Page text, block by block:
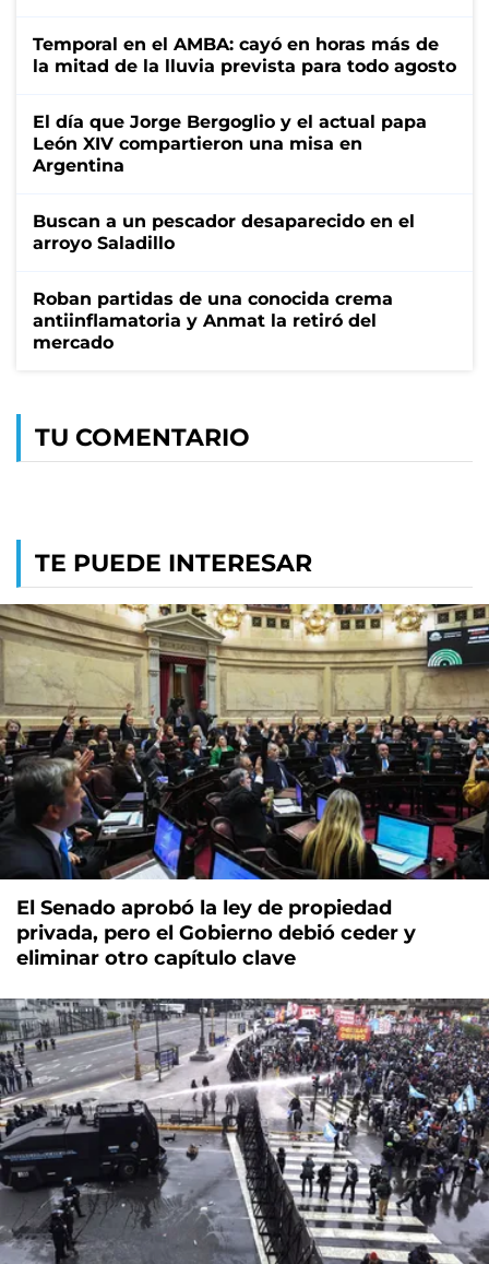
Temporal en el AMBA: cayó en horas más de
la mitad de la lluvia prevista para todo agosto
El día que Jorge Bergoglio y el actual papa
León XIV compartieron una misa en
Argentina
Buscan a un pescador desaparecido en el
arroyo Saladillo
Roban partidas de una conocida crema
antiinflamatoria y Anmat la retiró del
mercado
TU COMENTARIO
TE PUEDE INTERESAR
El Senado aprobó la ley de propiedad
privada, pero el Gobierno debió ceder y
eliminar otro capítulo clave